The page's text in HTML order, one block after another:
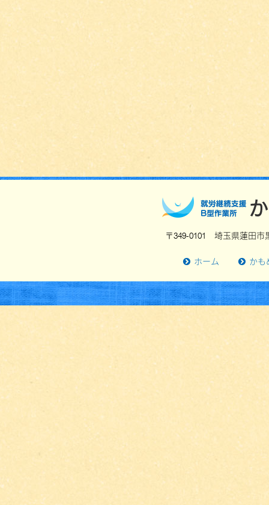
〒349-0101 埼玉県蓮田市
ホーム かも